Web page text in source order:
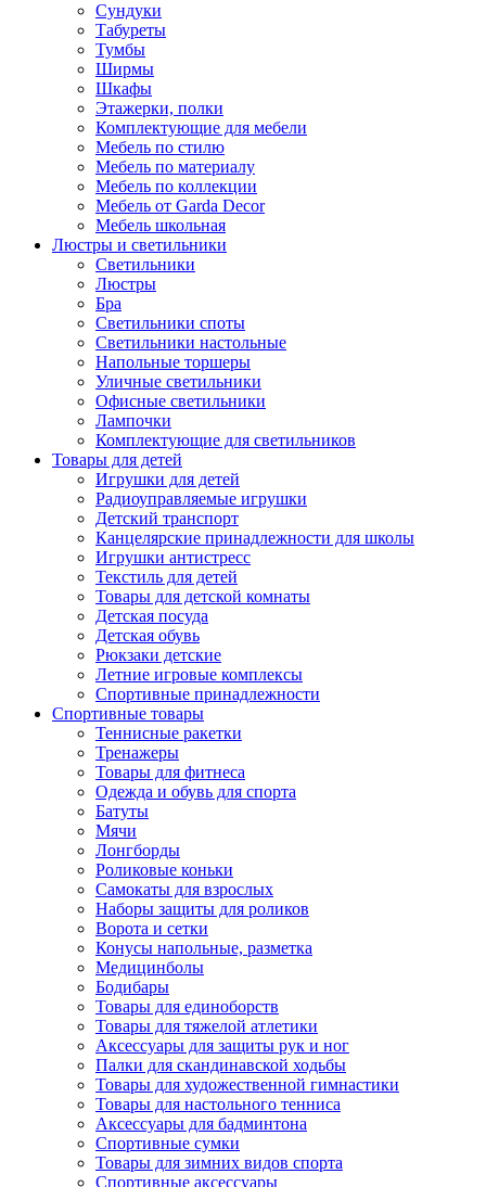
Сундуки
Табуреты
Тумбы
Ширмы
Шкафы
Этажерки, полки
Комплектующие для мебели
Мебель по стилю
Мебель по материалу
Мебель по коллекции
Мебель от Garda Decor
Мебель школьная
Люстры и светильники
Светильники
Люстры
Бра
Светильники споты
Светильники настольные
Напольные торшеры
Уличные светильники
Офисные светильники
Лампочки
Комплектующие для светильников
Товары для детей
Игрушки для детей
Радиоуправляемые игрушки
Детский транспорт
Канцелярские принадлежности для школы
Игрушки антистресс
Текстиль для детей
Товары для детской комнаты
Детская посуда
Детская обувь
Рюкзаки детские
Летние игровые комплексы
Спортивные принадлежности
Спортивные товары
Теннисные ракетки
Тренажеры
Товары для фитнеса
Одежда и обувь для спорта
Батуты
Мячи
Лонгборды
Роликовые коньки
Самокаты для взрослых
Наборы защиты для роликов
Ворота и сетки
Конусы напольные, разметка
Медицинболы
Бодибары
Товары для единоборств
Товары для тяжелой атлетики
Аксессуары для защиты рук и ног
Палки для скандинавской ходьбы
Товары для художественной гимнастики
Товары для настольного тенниса
Аксессуары для бадминтона
Спортивные сумки
Товары для зимних видов спорта
Спортивные аксессуары